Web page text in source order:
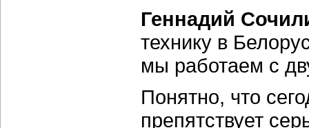
Геннадий
технику в
мы работаем с
Понятно, что
препятствует